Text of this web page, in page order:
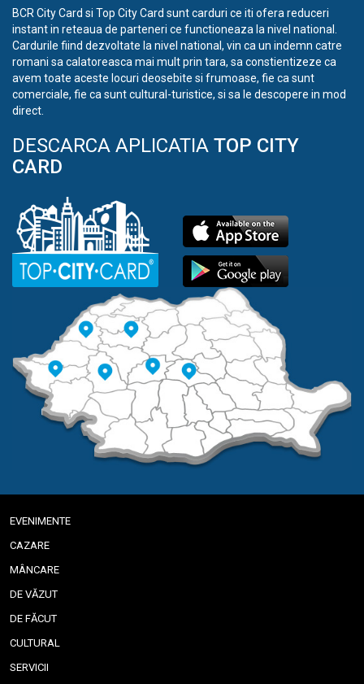
BCR City Card si Top City Card sunt carduri ce iti ofera reduceri
instant in reteaua de parteneri ce functioneaza la nivel national.
Cardurile fiind dezvoltate la nivel national, vin ca un indemn catre
romani sa calatoreasca mai mult prin tara, sa constientizeze ca
avem toate aceste locuri deosebite si frumoase, fie ca sunt
comerciale, fie ca sunt cultural-turistice, si sa le descopere in mod
direct.
DESCARCA APLICATIA TOP CITY
CARD
EVENIMENTE
CAZARE
MÂNCARE
DE VĂZUT
DE FĂCUT
CULTURAL
SERVICII